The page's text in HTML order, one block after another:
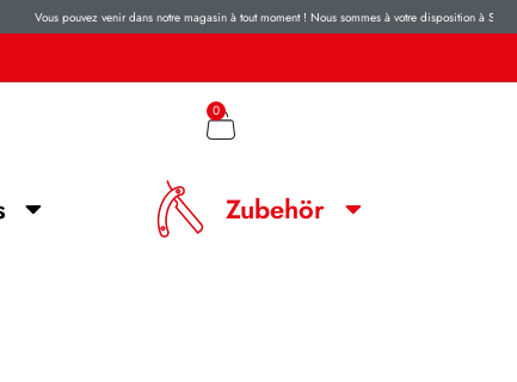
Vous pouvez venir dans notre magasin à tout moment ! Nous sommes à votre disposition à
0
Zubehör